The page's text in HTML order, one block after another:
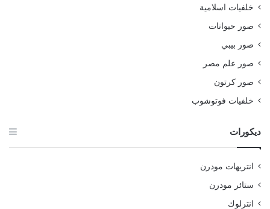
خلفيات اسلامية
صور حيوانات
صور بيبي
صور علم مصر
صور كرتون
خلفيات فوتوشوب
ديكورات
انتريهات مودرن
ستائر مودرن
انترلوك